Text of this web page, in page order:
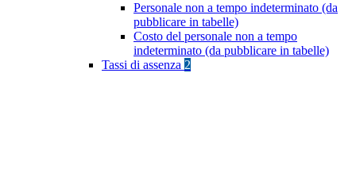
Personale non a tempo indeterminato (da
pubblicare in tabelle)
Costo del personale non a tempo
indeterminato (da pubblicare in tabelle)
Tassi di assenza 2